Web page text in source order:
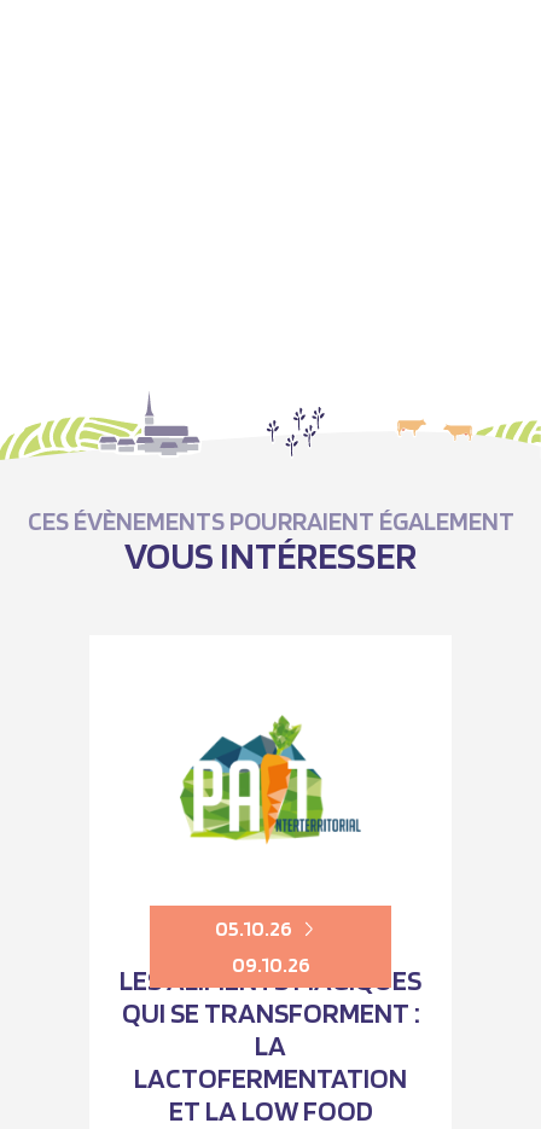
CES ÉVÈNEMENTS POURRAIENT ÉGALEMENT
VOUS INTÉRESSER
05.10.26
09.10.26
LES ALIMENTS MAGIQUES
QUI SE TRANSFORMENT :
LA
LACTOFERMENTATION
ET LA LOW FOOD